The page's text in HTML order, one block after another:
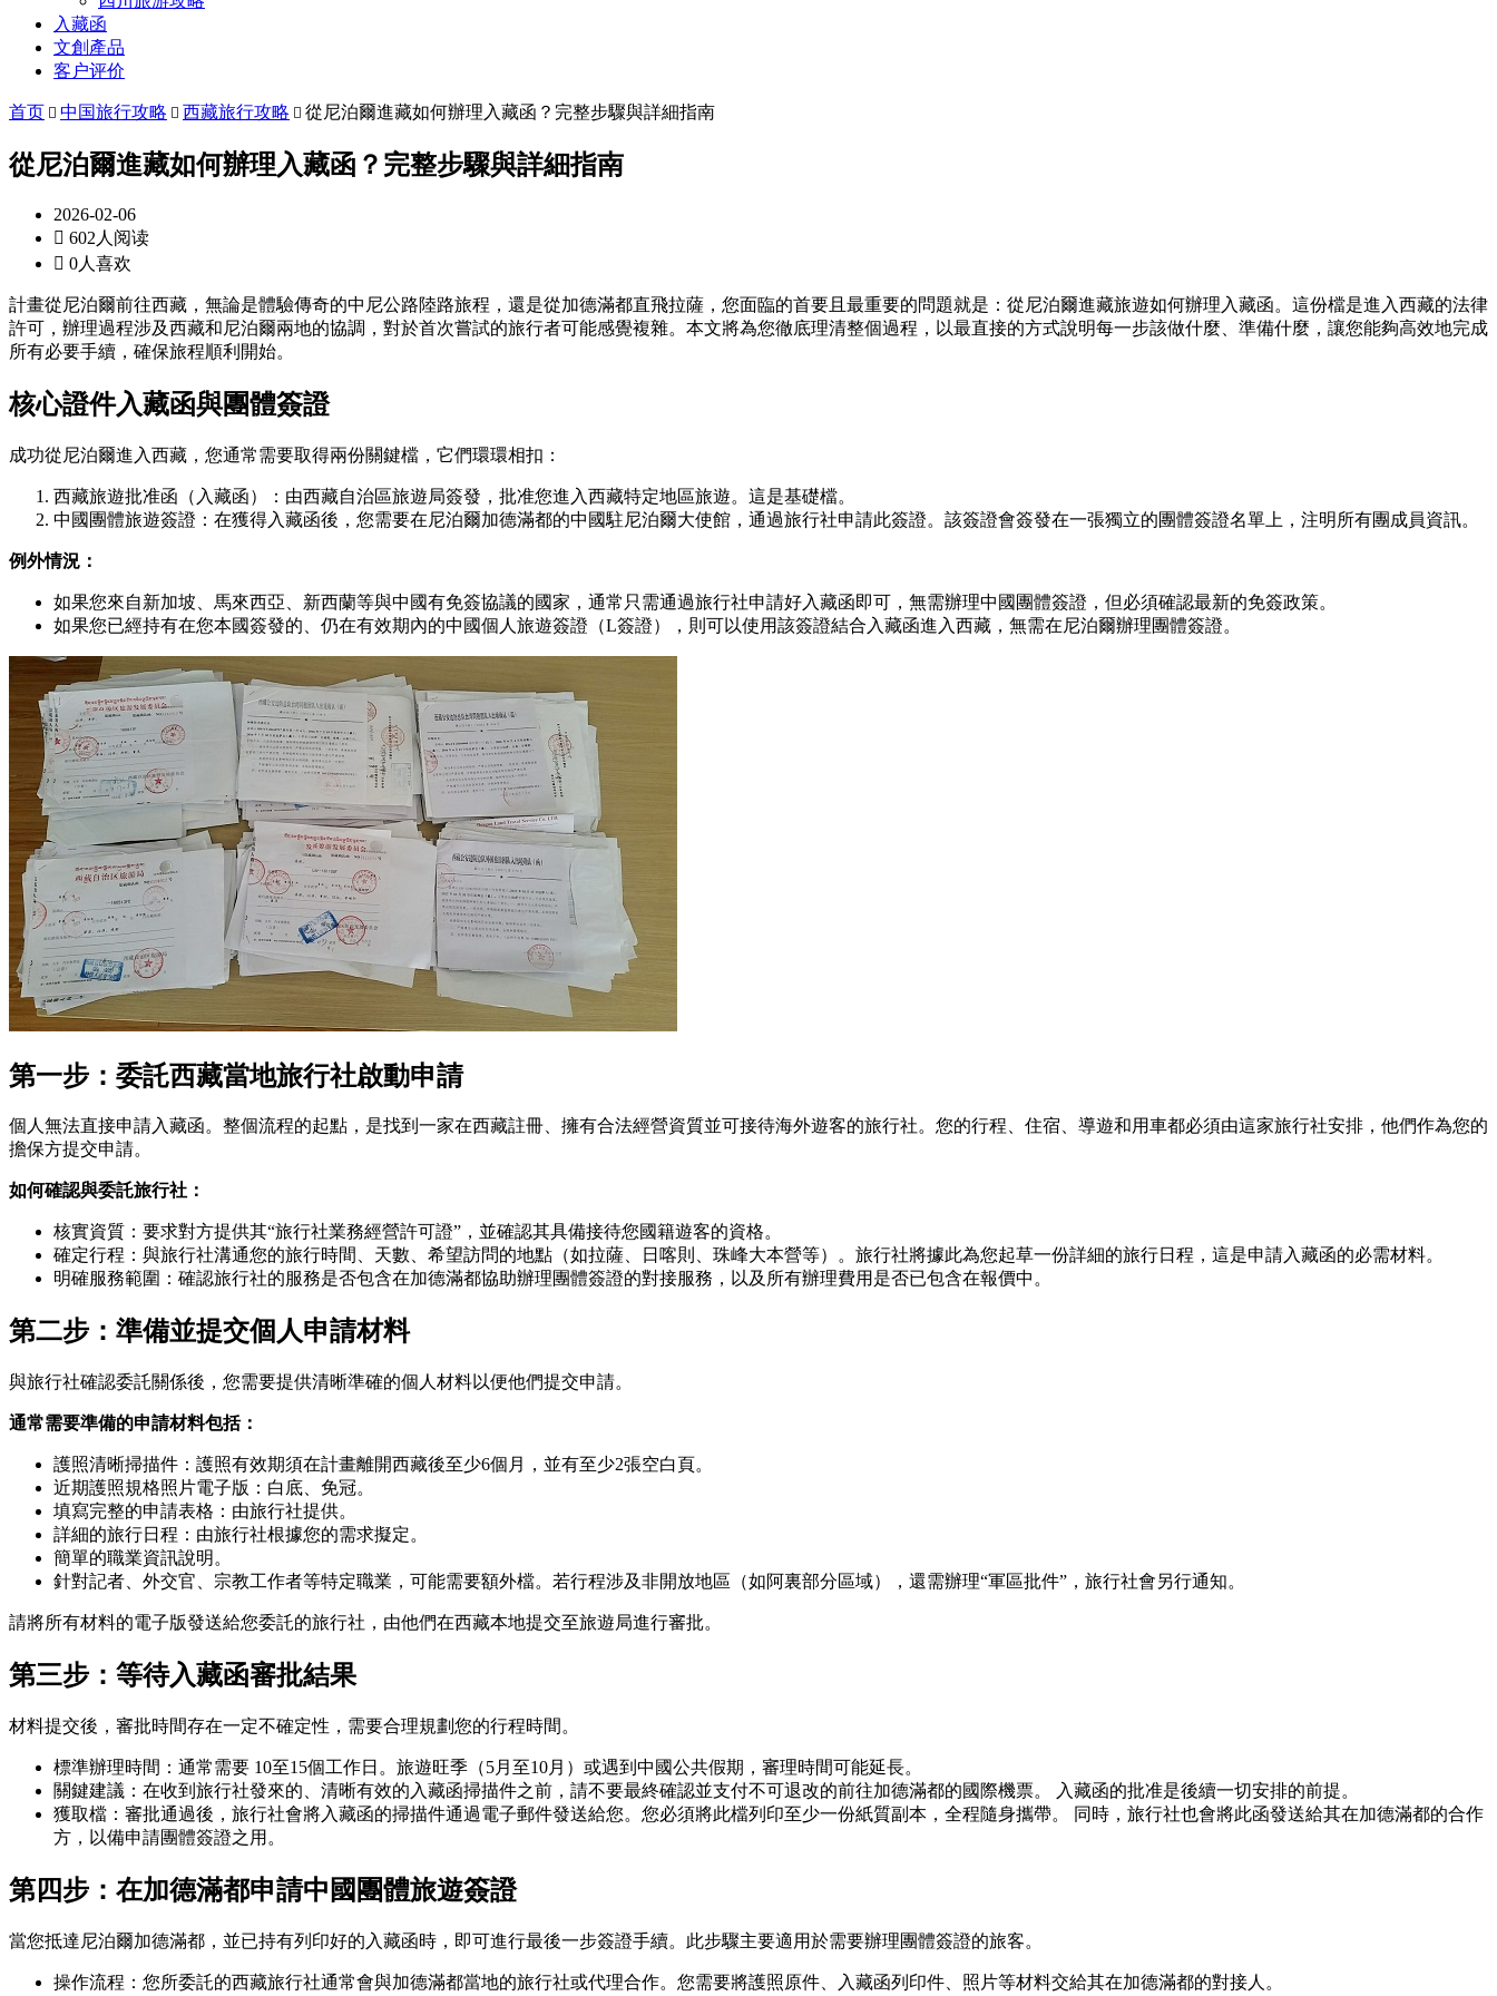
入藏函
文創產品
客户评价
首页  中国旅行攻略  西藏旅行攻略  從尼泊爾進藏如何辦理入藏函？完整步驟與詳細指南
從尼泊爾進藏如何辦理入藏函？完整步驟與詳細指南
2026-02-06
 602人阅读
 0人喜欢
計畫從尼泊爾前往西藏，無論是體驗傳奇的中尼公路陸路旅程，還是從加德滿都直飛拉薩，您面臨的首要且最重要的問題就是：從尼泊爾進藏旅遊如何辦理入藏函。這份檔是進入西藏的法律
許可，辦理過程涉及西藏和尼泊爾兩地的協調，對於首次嘗試的旅行者可能感覺複雜。本文將為您徹底理清整個過程，以最直接的方式說明每一步該做什麼、準備什麼，讓您能夠高效地完成
所有必要手續，確保旅程順利開始。
核心證件入藏函與團體簽證
成功從尼泊爾進入西藏，您通常需要取得兩份關鍵檔，它們環環相扣：
西藏旅遊批准函（入藏函）：由西藏自治區旅遊局簽發，批准您進入西藏特定地區旅遊。這是基礎檔。
中國團體旅遊簽證：在獲得入藏函後，您需要在尼泊爾加德滿都的中國駐尼泊爾大使館，通過旅行社申請此簽證。該簽證會簽發在一張獨立的團體簽證名單上，注明所有團成員資訊。
例外情況：
如果您來自新加坡、馬來西亞、新西蘭等與中國有免簽協議的國家，通常只需通過旅行社申請好入藏函即可，無需辦理中國團體簽證，但必須確認最新的免簽政策。
如果您已經持有在您本國簽發的、仍在有效期內的中國個人旅遊簽證（L簽證），則可以使用該簽證結合入藏函進入西藏，無需在尼泊爾辦理團體簽證。
第一步：委託西藏當地旅行社啟動申請
個人無法直接申請入藏函。整個流程的起點，是找到一家在西藏註冊、擁有合法經營資質並可接待海外遊客的旅行社。您的行程、住宿、導遊和用車都必須由這家旅行社安排，他們作為您的
擔保方提交申請。
如何確認與委託旅行社：
核實資質：要求對方提供其“旅行社業務經營許可證”，並確認其具備接待您國籍遊客的資格。
確定行程：與旅行社溝通您的旅行時間、天數、希望訪問的地點（如拉薩、日喀則、珠峰大本營等）。旅行社將據此為您起草一份詳細的旅行日程，這是申請入藏函的必需材料。
明確服務範圍：確認旅行社的服務是否包含在加德滿都協助辦理團體簽證的對接服務，以及所有辦理費用是否已包含在報價中。
第二步：準備並提交個人申請材料
與旅行社確認委託關係後，您需要提供清晰準確的個人材料以便他們提交申請。
通常需要準備的申請材料包括：
護照清晰掃描件：護照有效期須在計畫離開西藏後至少6個月，並有至少2張空白頁。
近期護照規格照片電子版：白底、免冠。
填寫完整的申請表格：由旅行社提供。
詳細的旅行日程：由旅行社根據您的需求擬定。
簡單的職業資訊說明。
針對記者、外交官、宗教工作者等特定職業，可能需要額外檔。若行程涉及非開放地區（如阿裏部分區域），還需辦理“軍區批件”，旅行社會另行通知。
請將所有材料的電子版發送給您委託的旅行社，由他們在西藏本地提交至旅遊局進行審批。
第三步：等待入藏函審批結果
材料提交後，審批時間存在一定不確定性，需要合理規劃您的行程時間。
標準辦理時間：通常需要 10至15個工作日。旅遊旺季（5月至10月）或遇到中國公共假期，審理時間可能延長。
關鍵建議：在收到旅行社發來的、清晰有效的入藏函掃描件之前，請不要最終確認並支付不可退改的前往加德滿都的國際機票。 入藏函的批准是後續一切安排的前提。
獲取檔：審批通過後，旅行社會將入藏函的掃描件通過電子郵件發送給您。您必須將此檔列印至少一份紙質副本，全程隨身攜帶。 同時，旅行社也會將此函發送給其在加德滿都的合作
方，以備申請團體簽證之用。
第四步：在加德滿都申請中國團體旅遊簽證
當您抵達尼泊爾加德滿都，並已持有列印好的入藏函時，即可進行最後一步簽證手續。此步驟主要適用於需要辦理團體簽證的旅客。
操作流程：您所委託的西藏旅行社通常會與加德滿都當地的旅行社或代理合作。您需要將護照原件、入藏函列印件、照片等材料交給其在加德滿都的對接人。